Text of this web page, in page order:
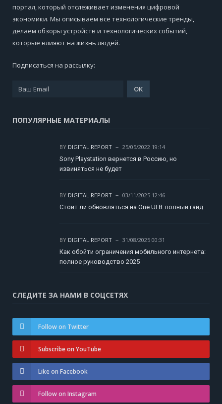
портал, который отслеживает изменения цифровой
экономики. Мы описываем все технологические тренды,
делаем обзоры устройств и технологических событий,
которые влияют на жизнь людей.
Подписаться на рассылку:
ПОПУЛЯРНЫЕ МАТЕРИАЛЫ
BY DIGITAL REPORT
25/05/2022 19:14
Sony Playstation вернется в Россию, но
извиняться не будет
BY DIGITAL REPORT
03/11/2025 12:46
Стоит ли обновляться на One UI 8: полный гайд
BY DIGITAL REPORT
31/08/2025 00:31
Как обойти ограничения мобильного интернета:
полное руководство 2025
СЛЕДИТЕ ЗА НАМИ В СОЦСЕТЯХ
Follow on Twitter
Subscribe on YouTube
Like on Facebook
Follow on Instagram